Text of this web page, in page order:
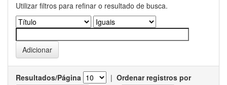
Utilizar filtros para refinar o resultado de busca.
Resultados/Página | Ordenar registros por